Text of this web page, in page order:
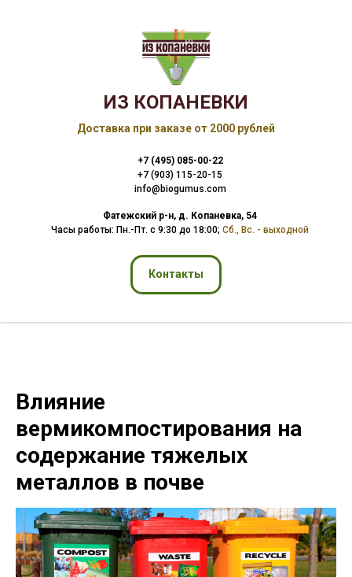
ИЗ КОПАНЕВКИ
Доставка при заказе от 2000 рублей
+7 (495) 085-00-22
+7 (903) 115-20-15
info@biogumus.com
Фатежский р-н, д. Копаневка, 54
Часы работы: Пн.-Пт. с 9:30 до 18:00; Сб., Вс. - выходной
Контакты
Влияние
вермикомпостирования на
содержание тяжелых
металлов в почве